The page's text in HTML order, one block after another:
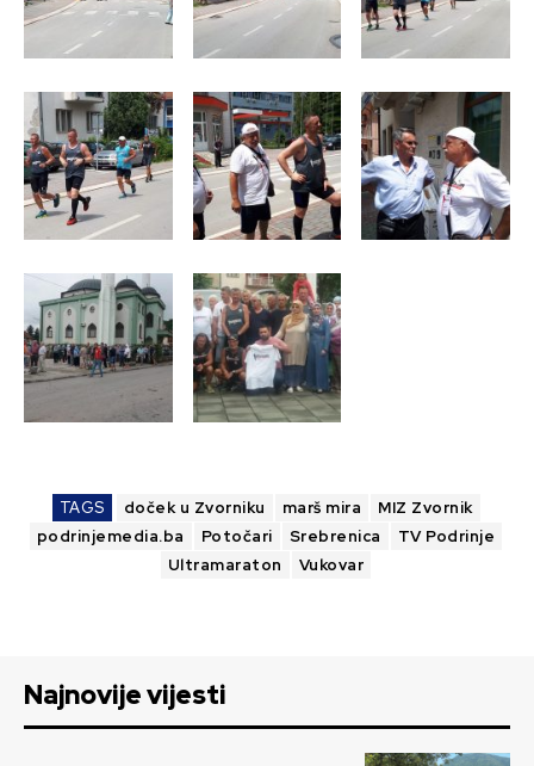
TAGS doček u Zvorniku marš mira
MIZ Zvornik
podrinjemedia.ba
Potočari Srebrenica
TV Podrinje
Ultramaraton
Vukovar
Najnovije vijesti